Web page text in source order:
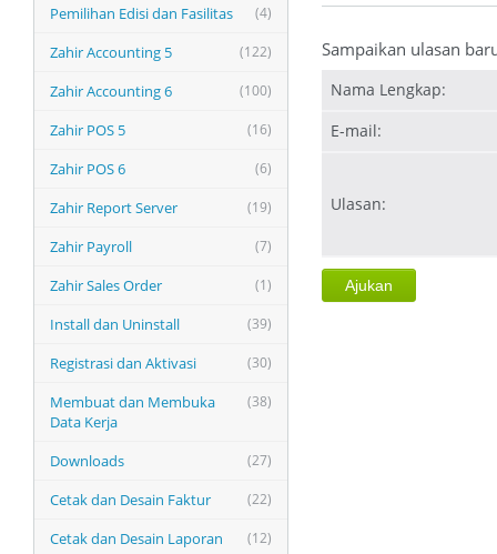
(4)
Pemilihan Edisi dan Fasilitas
(122)
Zahir Accounting 5
(100)
Zahir Accounting 6
(16)
Zahir POS 5
(6)
Zahir POS 6
(19)
Zahir Report Server
(7)
Zahir Payroll
(1)
Zahir Sales Order
(39)
Install dan Uninstall
(30)
Registrasi dan Aktivasi
(38)
Membuat dan Membuka
Data Kerja
(27)
Downloads
(22)
Cetak dan Desain Faktur
(12)
Cetak dan Desain Laporan
Sampaikan ulasan
Nama Lengkap:
E-mail:
Ulasan: